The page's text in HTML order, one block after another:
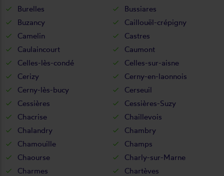
Burelles
Bussiares
Buzancy
Caillouël-crépigny
Camelin
Castres
Caulaincourt
Caumont
Celles-lès-condé
Celles-sur-aisne
Cerizy
Cerny-en-laonnois
Cerny-lès-bucy
Cerseuil
Cessières
Cessières-Suzy
Chacrise
Chaillevois
Chalandry
Chambry
Chamouille
Champs
Chaourse
Charly-sur-Marne
Charmes
Chartèves